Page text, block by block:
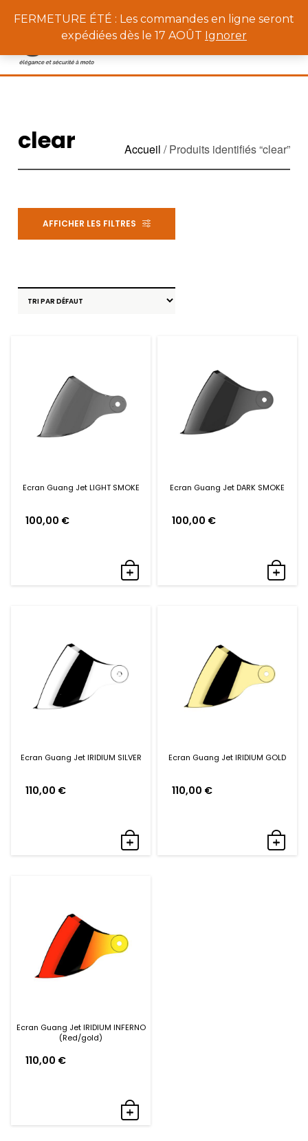
FERMETURE ÉTÉ : Les commandes en ligne seront
expédiées dès le 17 AOÛT Ignorer
clear Accueil / Produits identifiés “clear”
Ecran Guang Jet LIGHT SMOKE
100,00 €
Ecran Guang Jet DARK SMOKE
100,00 €
Ecran Guang Jet IRIDIUM SILVER
110,00 €
Ecran Guang Jet IRIDIUM GOLD
110,00 €
Ecran Guang Jet IRIDIUM INFERNO
(Red/gold)
110,00 €